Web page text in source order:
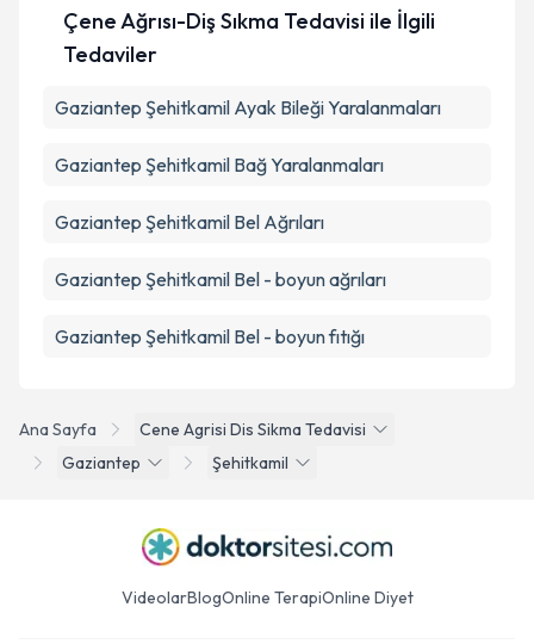
Ana Sayfa
Cene Agrisi Dis Sikma Tedavisi
Gaziantep
Şehitkamil
Çene Ağrısı-Diş Sıkma Tedavisi ile İlgili
Tedaviler
Gaziantep Şehitkamil Ayak Bileği Yaralanmaları
Gaziantep Şehitkamil Bağ Yaralanmaları
Gaziantep Şehitkamil Bel Ağrıları
Gaziantep Şehitkamil Bel - boyun ağrıları
Gaziantep Şehitkamil Bel - boyun fıtığı
VideolarBlogOnline TerapiOnline Diyet